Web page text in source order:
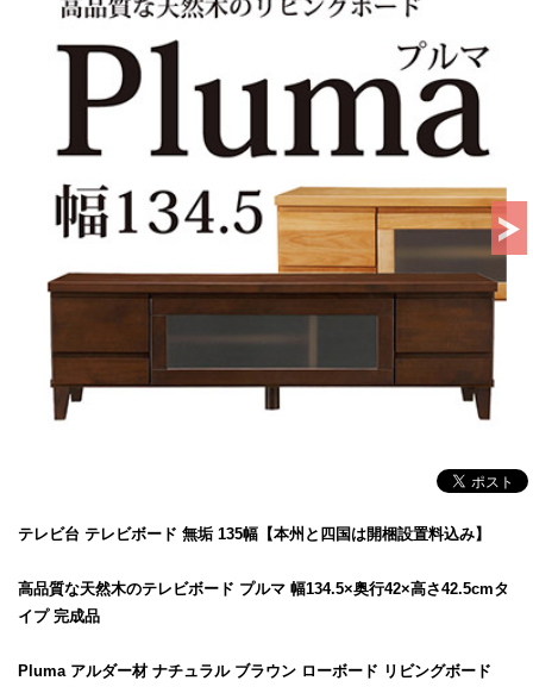
テレビ台 テレビボード 無垢 135幅【本州と四国は開梱設置料込み】
高品質な天然木のテレビボード プルマ 幅134.5×奥行42×高さ42.5cmタ
イプ 完成品
Pluma アルダー材 ナチュラル ブラウン ローボード リビングボード